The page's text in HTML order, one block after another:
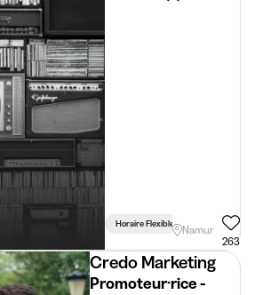
Fun, Varié, Flexible
et Bien Payé?
Horaire Flexible
Namur
263
Credo Marketing
Promoteur·rice -